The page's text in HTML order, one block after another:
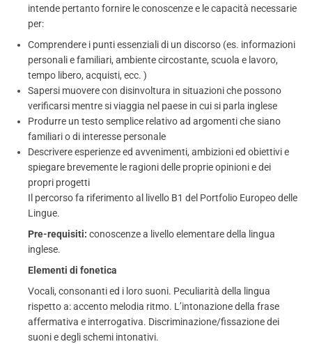
intende pertanto fornire le conoscenze e le capacità necessarie
per:
Comprendere i punti essenziali di un discorso (es. informazioni
personali e familiari, ambiente circostante, scuola e lavoro,
tempo libero, acquisti, ecc. )
Sapersi muovere con disinvoltura in situazioni che possono
verificarsi mentre si viaggia nel paese in cui si parla inglese
Produrre un testo semplice relativo ad argomenti che siano
familiari o di interesse personale
Descrivere esperienze ed avvenimenti, ambizioni ed obiettivi e
spiegare brevemente le ragioni delle proprie opinioni e dei
propri progetti
Il percorso fa riferimento al livello B1 del Portfolio Europeo delle
Lingue.
Pre-requisiti: conoscenze a livello elementare della lingua
inglese.
Elementi di fonetica
Vocali, consonanti ed i loro suoni. Peculiarità della lingua
rispetto a: accento melodia ritmo. L’intonazione della frase
affermativa e interrogativa. Discriminazione/fissazione dei
suoni e degli schemi intonativi.